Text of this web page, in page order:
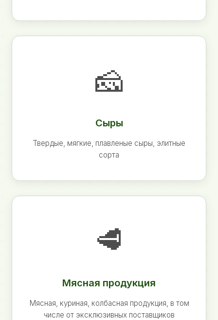
🧀
Сыры
Твердые, мягкие, плавленые сыры, элитные
сорта
🥩
Мясная продукция
Мясная, куриная, колбасная продукция, в том
числе от эксклюзивных поставщиков